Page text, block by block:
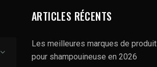
ARTICLES RÉCENTS
Les meilleures marques de produit
pour shampouineuse en 2026